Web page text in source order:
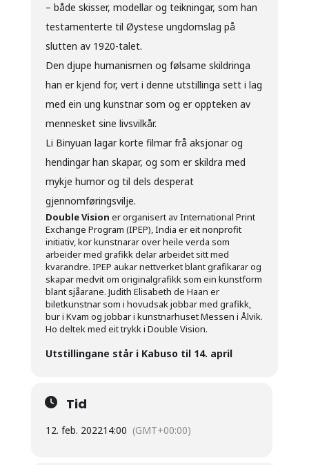
– både skisser, modellar og teikningar, som han
testamenterte til Øystese ungdomslag på
slutten av 1920-talet.
Den djupe humanismen og følsame skildringa
han er kjend for, vert i denne utstillinga sett i lag
med ein ung kunstnar som og er oppteken av
mennesket sine livsvilkår.
Li Binyuan lagar korte filmar frå aksjonar og
hendingar han skapar, og som er skildra med
mykje humor og til dels desperat
gjennomføringsvilje.
Double Vision er organisert av International Print
Exchange Program (IPEP), India er eit nonprofit
initiativ, kor kunstnarar over heile verda som
arbeider med grafikk delar arbeidet sitt med
kvarandre. IPEP aukar nettverket blant grafikarar og
skapar medvit om originalgrafikk som ein kunstform
blant sjåarane. Judith Elisabeth de Haan er
biletkunstnar som i hovudsak jobbar med grafikk,
bur i Kvam og jobbar i kunstnarhuset Messen i Ålvik.
Ho deltek med eit trykk i Double Vision.
Utstillingane står i Kabuso til 14. april
Tid
12. feb. 202214:00 (GMT+00:00)